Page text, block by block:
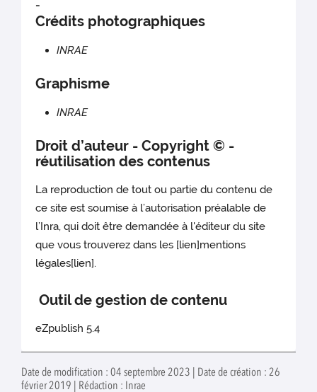
-
Crédits photographiques
INRAE
Graphisme
INRAE
Droit d’auteur - Copyright © -
réutilisation des contenus
La reproduction de tout ou partie du contenu de
ce site est soumise à l’autorisation préalable de
l’Inra, qui doit être demandée à l'éditeur du site
que vous trouverez dans les [lien]mentions
légales[lien].
Outil de gestion de contenu
eZpublish 5.4
Date de modification : 04 septembre 2023 | Date de création : 26
février 2019 | Rédaction : Inrae